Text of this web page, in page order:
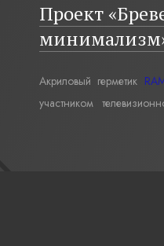
Проект
Акриловый герметик
участником